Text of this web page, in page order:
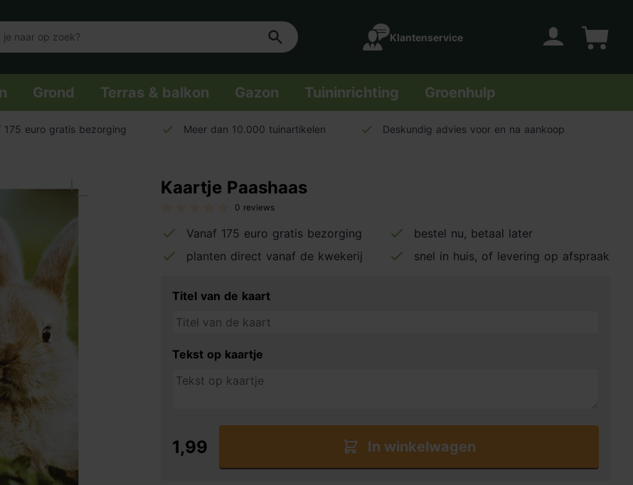
Klantenservice
Grond Terras & balkon Gazon Tuininrichting Groenhulp
175 euro gratis bezorging Meer dan 10.000 tuinartikelen Deskundig advies voor en na aankoop
Kaartje Paashaas
0 reviews
Vanaf 175 euro gratis bezorging
bestel nu, betaal later
planten direct vanaf de kwekerij
snel in huis, of levering op afspraak
Titel van de kaart
Tekst op kaartje
1,99 In winkelwagen